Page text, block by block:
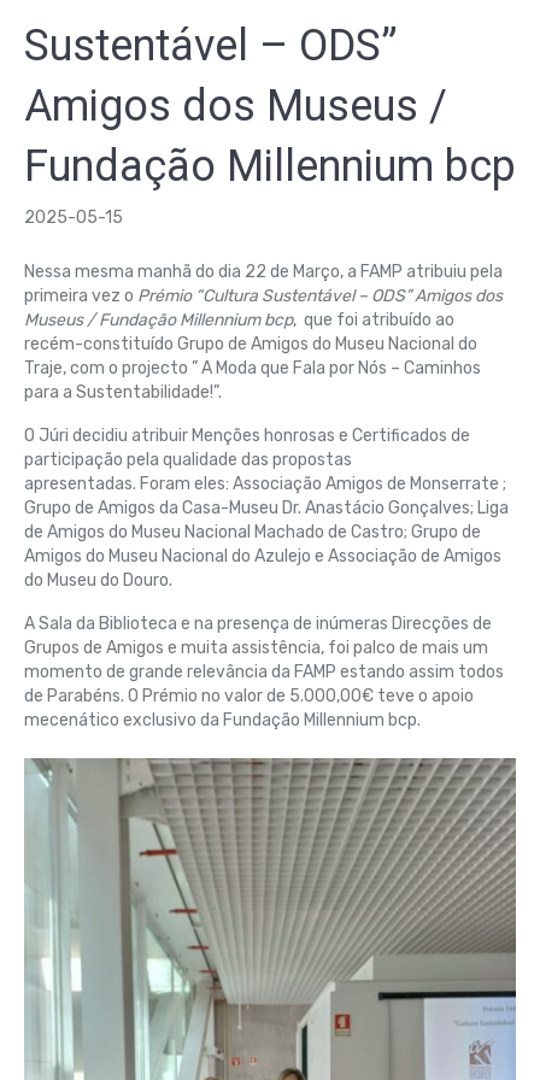
Sustentável – ODS”
Amigos dos Museus /
Fundação Millennium bcp
2025-05-15
Nessa mesma manhã do dia 22 de Março, a FAMP atribuiu pela
primeira vez o Prémio “Cultura Sustentável – ODS” Amigos dos
Museus / Fundação Millennium bcp, que foi atribuído ao
recém-constituído Grupo de Amigos do Museu Nacional do
Traje, com o projecto ” A Moda que Fala por Nós – Caminhos
para a Sustentabilidade!”.
O Júri decidiu atribuir Menções honrosas e Certificados de
participação pela qualidade das propostas
apresentadas. Foram eles: Associação Amigos de Monserrate ;
Grupo de Amigos da Casa-Museu Dr. Anastácio Gonçalves; Liga
de Amigos do Museu Nacional Machado de Castro; Grupo de
Amigos do Museu Nacional do Azulejo e Associação de Amigos
do Museu do Douro.
A Sala da Biblioteca e na presença de inúmeras Direcções de
Grupos de Amigos e muita assistência, foi palco de mais um
momento de grande relevância da FAMP estando assim todos
de Parabéns. O Prémio no valor de 5.000,00€ teve o apoio
mecenático exclusivo da Fundação Millennium bcp.